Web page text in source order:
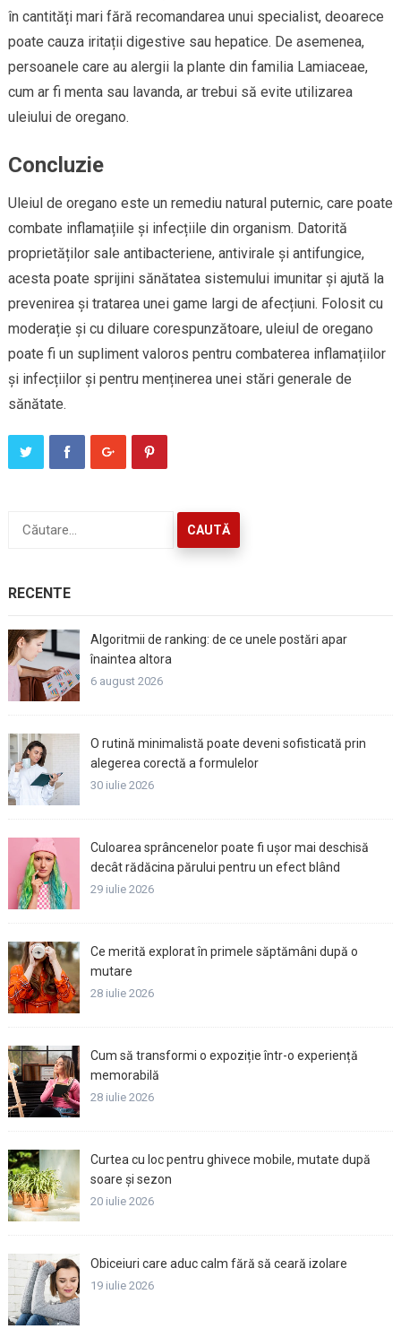
în cantități mari fără recomandarea unui specialist, deoarece
poate cauza iritații digestive sau hepatice. De asemenea,
persoanele care au alergii la plante din familia Lamiaceae,
cum ar fi menta sau lavanda, ar trebui să evite utilizarea
uleiului de oregano.
Concluzie
Uleiul de oregano este un remediu natural puternic, care poate
combate inflamațiile și infecțiile din organism. Datorită
proprietăților sale antibacteriene, antivirale și antifungice,
acesta poate sprijini sănătatea sistemului imunitar și ajută la
prevenirea și tratarea unei game largi de afecțiuni. Folosit cu
moderație și cu diluare corespunzătoare, uleiul de oregano
poate fi un supliment valoros pentru combaterea inflamațiilor
și infecțiilor și pentru menținerea unei stări generale de
sănătate.
după:
RECENTE
Algoritmii de ranking: de ce unele postări apar
înaintea altora
6 august 2026
O rutină minimalistă poate deveni sofisticată prin
alegerea corectă a formulelor
30 iulie 2026
Culoarea sprâncenelor poate fi ușor mai deschisă
decât rădăcina părului pentru un efect blând
29 iulie 2026
Ce merită explorat în primele săptămâni după o
mutare
28 iulie 2026
Cum să transformi o expoziție într-o experiență
memorabilă
28 iulie 2026
Curtea cu loc pentru ghivece mobile, mutate după
soare și sezon
20 iulie 2026
Obiceiuri care aduc calm fără să ceară izolare
19 iulie 2026